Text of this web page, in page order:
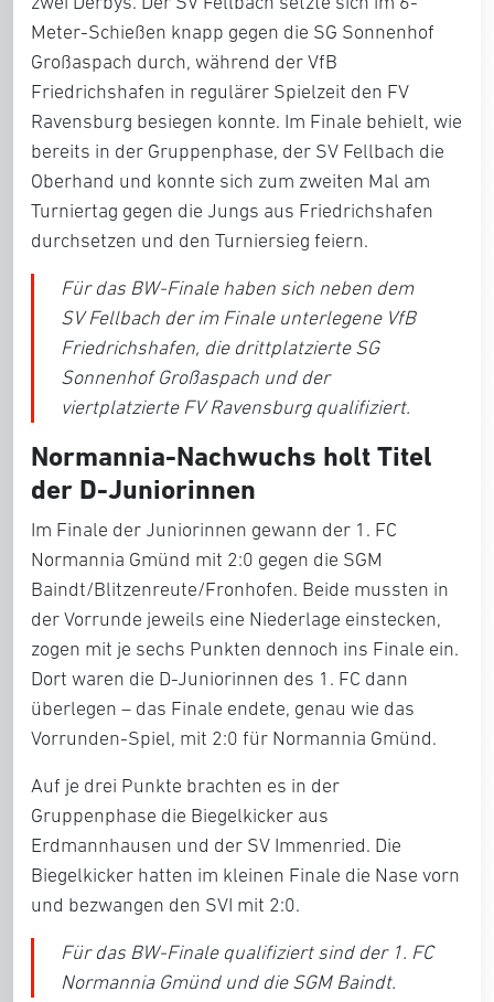
Meter-Schießen knapp gegen die SG Sonnenhof
Großaspach durch, während der VfB
Friedrichshafen in regulärer Spielzeit den FV
Ravensburg besiegen konnte. Im Finale behielt, wie
bereits in der Gruppenphase, der SV Fellbach die
Oberhand und konnte sich zum zweiten Mal am
Turniertag gegen die Jungs aus Friedrichshafen
durchsetzen und den Turniersieg feiern.
Für das BW-Finale haben sich neben dem
SV Fellbach der im Finale unterlegene VfB
Friedrichshafen, die drittplatzierte SG
Sonnenhof Großaspach und der
viertplatzierte FV Ravensburg qualifiziert.
Normannia-Nachwuchs holt Titel
der D-Juniorinnen
Im Finale der Juniorinnen gewann der 1. FC
Normannia Gmünd mit 2:0 gegen die SGM
Baindt/Blitzenreute/Fronhofen. Beide mussten in
der Vorrunde jeweils eine Niederlage einstecken,
zogen mit je sechs Punkten dennoch ins Finale ein.
Dort waren die D-Juniorinnen des 1. FC dann
überlegen – das Finale endete, genau wie das
Vorrunden-Spiel, mit 2:0 für Normannia Gmünd.
Auf je drei Punkte brachten es in der
Gruppenphase die Biegelkicker aus
Erdmannhausen und der SV Immenried. Die
Biegelkicker hatten im kleinen Finale die Nase vorn
und bezwangen den SVI mit 2:0.
Für das BW-Finale qualifiziert sind der 1. FC
Normannia Gmünd und die SGM Baindt.